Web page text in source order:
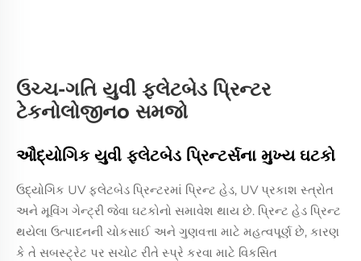
ઉચ્ચ-ગતિ યુવી ફ્લેટબેડ પ્રિન્ટર
ટેકનોલોજીનo સમજો
ઔદ્યોગિક યુવી ફ્લેટબેડ પ્રિન્ટર્સના મુખ્ય ઘટકો
ઉદ્યોગિક UV ફ્લેટબેડ પ્રિન્ટરમાં પ્રિન્ટ હેડ, UV પ્રકાશ સ્ત્રોત
અને મૂવિંગ ગેન્ટ્રી જેવા ઘટકોનો સમાવેશ થાય છે. પ્રિન્ટ હેડ પ્રિન્ટ
થયેલા ઉત્પાદનની ચોકસાઈ અને ગુણવત્તા માટે મહત્વપૂર્ણ છે, કારણ
કે તે સબસ્ટ્રેટ પર સચોટ રીતે સ્પ્રે કરવા માટે વિકસિત